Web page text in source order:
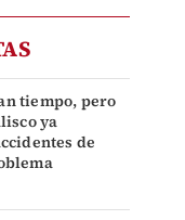
tiempo, pero
ya
de